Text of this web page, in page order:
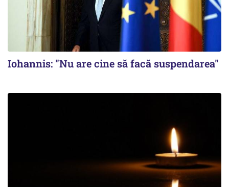
Iohannis: "Nu are cine să facă suspendarea"